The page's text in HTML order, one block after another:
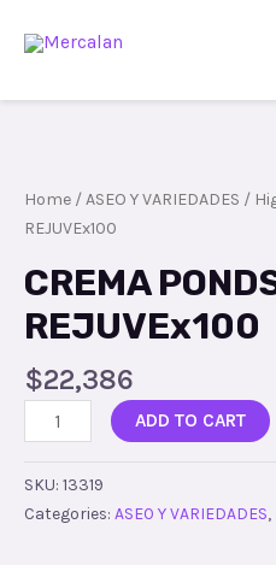
Home /ASEO Y VARIEDADES /
REJUVEx100
CREMA
REJUVEx100
$22,386
ADD TO CART
SKU: 13319
Categories: ASEO Y VARIEDADES,